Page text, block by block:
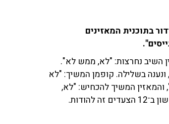
בתוכנית המאזינים
השיב נחרצות: "לא, ממש לא".
בשלילה. קופמן המשיך: "לא
והמאזין המשיך להכחיש: "לא,
לא, ממש לא". קופמן לא ויתר והטיח בו: "אתה פוחד, אין בעיה. השלב הראשון ב־12 הצעדים זה להודות.